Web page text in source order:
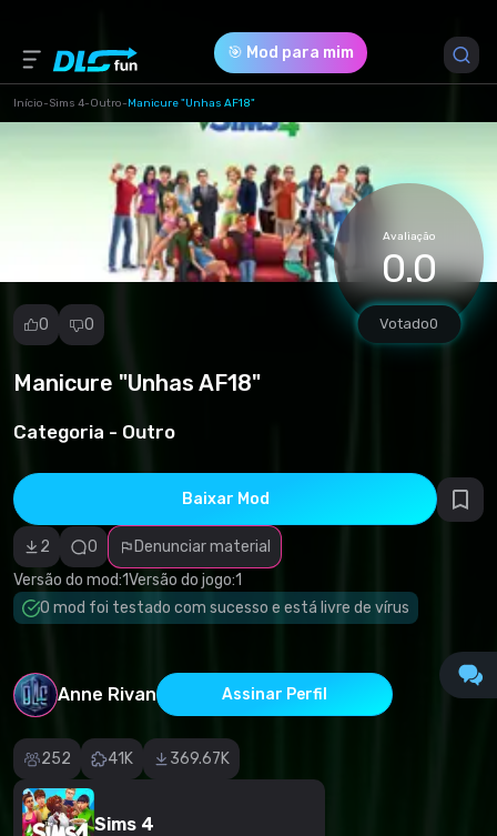
🎯 Mod para mim
Início-Sims 4-Outro-Manicure "Unhas AF18"
Avaliação
0.0
Votado0
0 0
Manicure "Unhas AF18"
Categoria - Outro
Baixar Mod
2 0
Denunciar material
Versão do mod:1Versão do jogo:1
O mod foi testado com sucesso e está livre de vírus
Anne Rivan Assinar Perfil
252 41K 369.67K
Sims 4
Denunciar
incorreta
Software
malicioso/vírus
Conteúdo não
funcional
Descrição
Versão do Jogo *
1 (c8199be7af218f683f9d45412d21ec2c.package)
Download (277.75 Kb)